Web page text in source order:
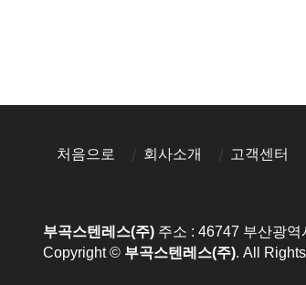
처음으로 회사소개 고객센터
부곡스텐레스(주) 주소 : 46747 부산광
Copyright © 부곡스텐레스(주). All